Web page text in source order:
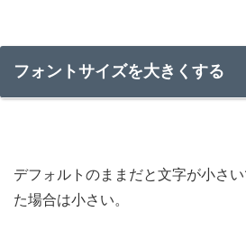
フォントサイズを大きくする
デフォルトのままだと文字が小さ
た場合は小さい。